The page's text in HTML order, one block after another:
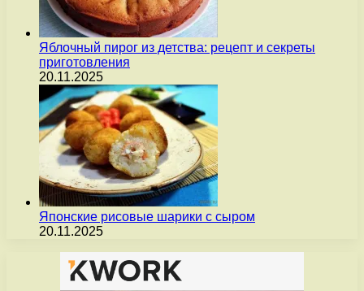
Яблочный пирог из детства: рецепт и секреты
приготовления
20.11.2025
Японские рисовые шарики с сыром
20.11.2025